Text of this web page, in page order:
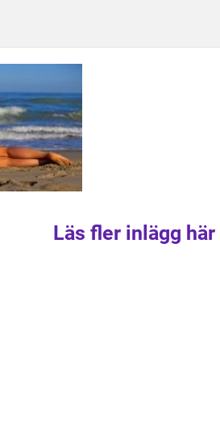
Läs fler inlägg här